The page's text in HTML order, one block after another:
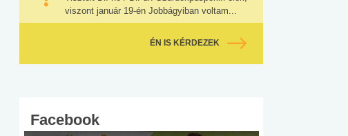
viszont január 19-én Jobbágyiban voltam...
ÉN IS KÉRDEZEK
Facebook